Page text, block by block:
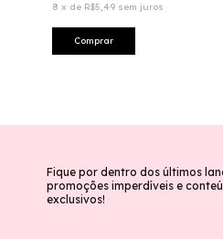
8 x de R$5,49 sem juros
Fique por dentro dos últimos
promoções imperdíveis e
exclusivos!